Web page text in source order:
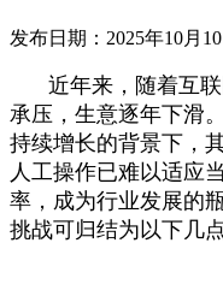
发布日期： 2025年10月10
近年来，随着互
承压，生意逐年下滑
持续增长的背景下，
人工操作已难以适应
率，成为行业发展的
挑战可归结为以下几点